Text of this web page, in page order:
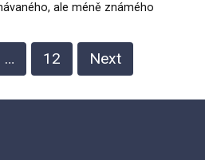
ale méně známého
… 12 Next